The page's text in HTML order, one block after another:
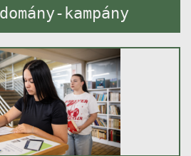
kampány